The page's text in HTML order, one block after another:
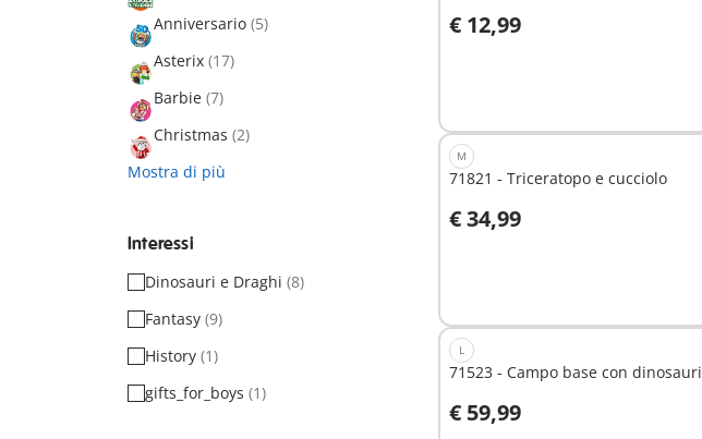
Anniversario (5)
Asterix (17)
Barbie (7)
Christmas (2)
Mostra di più
Interessi
Dinosauri e Draghi (8)
Fantasy (9)
History (1)
gifts_for_boys (1)
€ 12,99
Aggiungi al carrello
M
71821 - Triceratopo e cucciolo
€ 34,99
Aggiungi al carrello
L
71523 - Campo base con dinosauri
€ 59,99
Aggiungi al carrello